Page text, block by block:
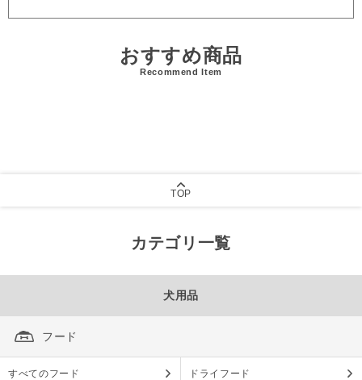
おすすめ商品
Recommend Item
TOP
カテゴリ一覧
犬用品
フード
すべてのフード ドライフード